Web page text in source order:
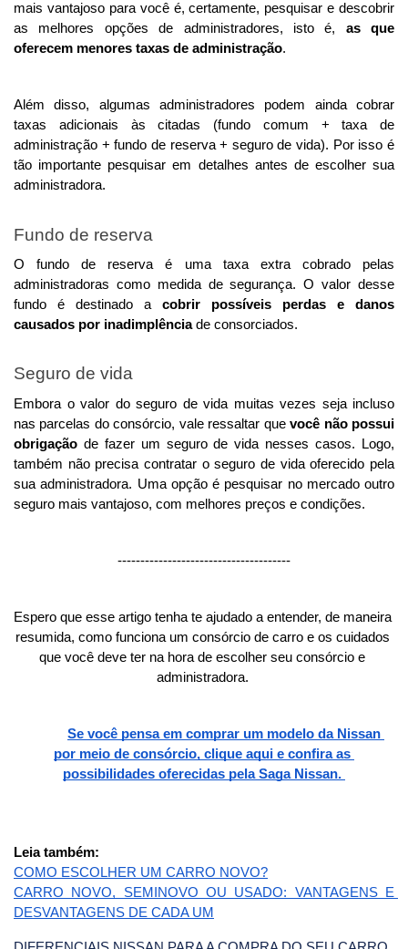
mais vantajoso para você é, certamente, pesquisar e descobrir
as melhores opções de administradores, isto é, as que
oferecem menores taxas de administração.
Além disso, algumas administradores podem ainda cobrar
taxas adicionais às citadas (fundo comum + taxa de
administração + fundo de reserva + seguro de vida). Por isso é
tão importante pesquisar em detalhes antes de escolher sua
administradora.
Fundo de reserva
O fundo de reserva é uma taxa extra cobrado pelas
administradoras como medida de segurança. O valor desse
fundo é destinado a cobrir possíveis perdas e danos
causados por inadimplência de consorciados.
Seguro de vida
Embora o valor do seguro de vida muitas vezes seja incluso
nas parcelas do consórcio, vale ressaltar que você não possui
obrigação de fazer um seguro de vida nesses casos. Logo,
também não precisa contratar o seguro de vida oferecido pela
sua administradora. Uma opção é pesquisar no mercado outro
seguro mais vantajoso, com melhores preços e condições.
--------------------------------------
Espero que esse artigo tenha te ajudado a entender, de maneira
resumida, como funciona um consórcio de carro e os cuidados
que você deve ter na hora de escolher seu consórcio e
administradora.
Se você pensa em comprar um modelo da Nissan
por meio de consórcio, clique aqui e confira as
possibilidades oferecidas pela Saga Nissan.
Leia também:
COMO ESCOLHER UM CARRO NOVO?
CARRO NOVO, SEMINOVO OU USADO: VANTAGENS E
DESVANTAGENS DE CADA UM